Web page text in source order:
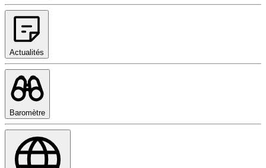
Actualités
Baromètre